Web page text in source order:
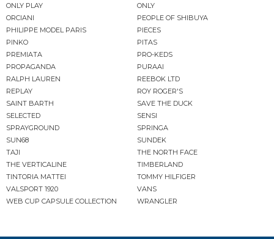
ONLY PLAY
ONLY
ORCIANI
PEOPLE OF SHIBUYA
PHILIPPE MODEL PARIS
PIECES
PINKO
PITAS
PREMIATA
PRO-KEDS
PROPAGANDA
PURAAI
RALPH LAUREN
REEBOK LTD
REPLAY
ROY ROGER'S
SAINT BARTH
SAVE THE DUCK
SELECTED
SENSI
SPRAYGROUND
SPRINGA
SUN68
SUNDEK
TAJI
THE NORTH FACE
THE VERTICALINE
TIMBERLAND
TINTORIA MATTEI
TOMMY HILFIGER
VALSPORT 1920
VANS
WEB CUP CAPSULE COLLECTION
WRANGLER